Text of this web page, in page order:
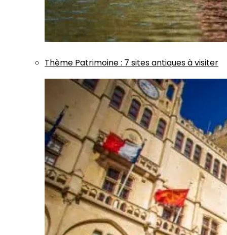
Thème Patrimoine: 7 sites antiques à visiter